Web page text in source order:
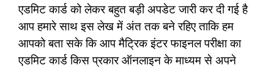
एडमिट कार्ड को लेकर बहुत बड़ी अपडेट जारी कर दी गई है
आप हमारे साथ इस लेख में अंत तक बने रहिए ताकि हम
आपको बता सके कि आप मैट्रिक इंटर फाइनल परीक्षा का
एडमिट कार्ड किस प्रकार ऑनलाइन के माध्यम से अपने